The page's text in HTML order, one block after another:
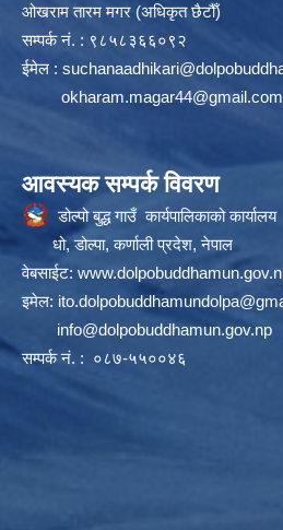
ओखराम तारम मगर (अधिकृत छैटौँ)
सम्पर्क न‌ं. : ९८५८३६६०९२
ईमेल :
okharam.magar44@gmail.com
आवस्यक सम्पर्क विवरण
डोल्पो बुद्ध गाउँ कार्यपालिकाको कार्यालय
धो, डोल्पा, कर्णाली प्रदेश, नेपाल
वेबसाईट:
इमेल:
info@dolpobuddhamun.gov.np
सम्पर्क नं. : ०८७-५५००४६